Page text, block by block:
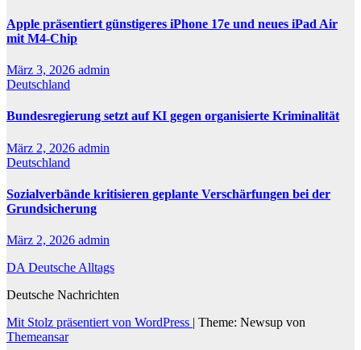
Apple präsentiert günstigeres iPhone 17e und neues iPad Air
mit M4-Chip
März 3, 2026 admin
Deutschland
Bundesregierung setzt auf KI gegen organisierte Kriminalität
März 2, 2026 admin
Deutschland
Sozialverbände kritisieren geplante Verschärfungen bei der
Grundsicherung
März 2, 2026 admin
DA Deutsche Alltags
Deutsche Nachrichten
Mit Stolz präsentiert von WordPress | Theme: Newsup von
Themeansar